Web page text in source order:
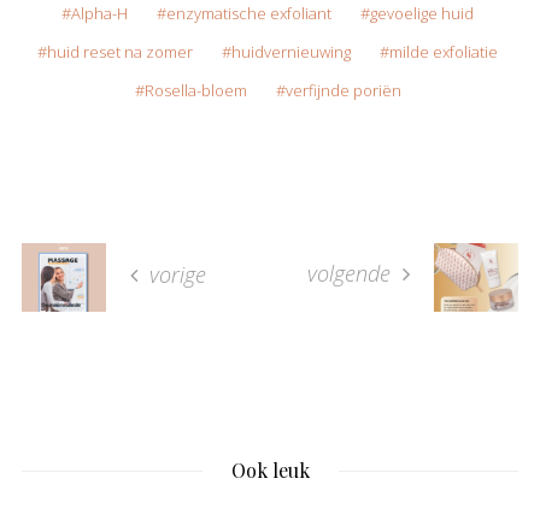
Alpha-H enzymatische exfoliant
gevoelige huid
huid reset na zomer
huidvernieuwing
milde exfoliatie
Rosella-bloem
verfijnde poriën
vorige volgende
Ook leuk